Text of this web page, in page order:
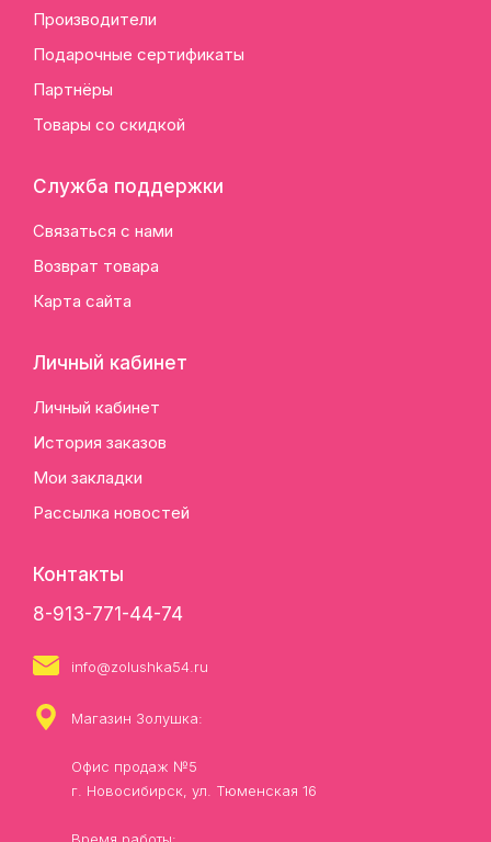
Производители
Подарочные сертификаты
Партнёры
Товары со скидкой
Служба поддержки
Связаться с нами
Возврат товара
Карта сайта
Личный кабинет
Личный кабинет
История заказов
Мои закладки
Рассылка новостей
Контакты
8-913-771-44-74
info@zolushka54.ru
Магазин Золушка:
Офис продаж №5
г. Новосибирск, ул. Тюменская 16